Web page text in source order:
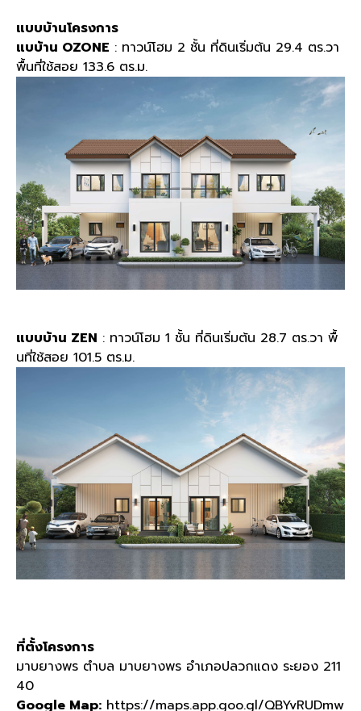
แบบบ้านโครงการ
แบบ้าน OZONE : ทาวน์โฮม 2 ชั้น ที่ดินเริ่มต้น 29.4 ตร.วา
พื้นที่ใช้สอย 133.6 ตร.ม.
แบบบ้าน ZEN : ทาวน์โฮม 1 ชั้น ที่ดินเริ่มต้น 28.7 ตร.วา พื้
นที่ใช้สอย 101.5 ตร.ม.
ที่ตั้งโครงการ
มาบยางพร ตำบล มาบยางพร อำเภอปลวกแดง ระยอง 211
40
Google Map: https://maps.app.goo.gl/QBYvRUDmw